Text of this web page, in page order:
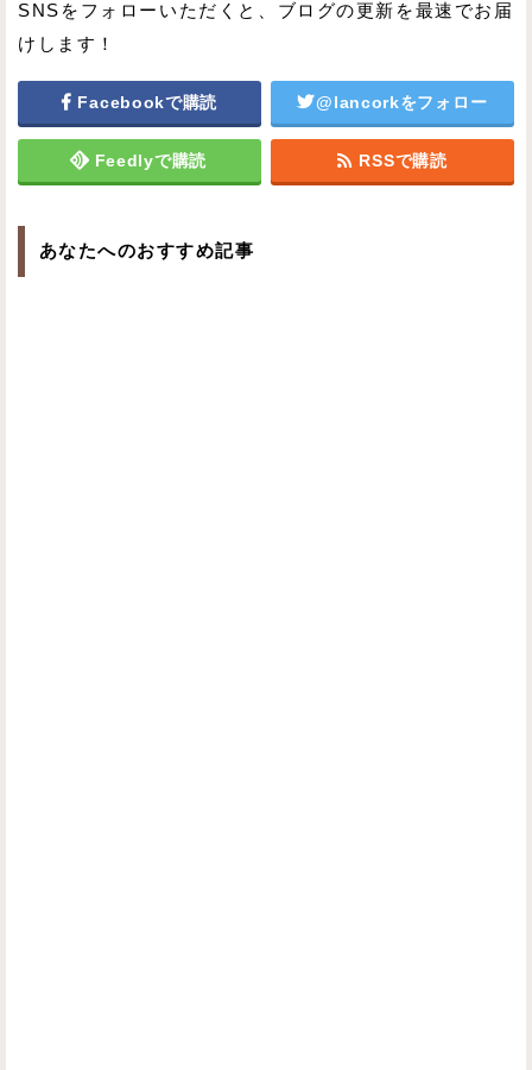
SNSをフォローいただくと、ブログの更新を最速でお届
けします！
Facebookで購読 @lancorkをフォロー
Feedlyで購読 RSSで購読
あなたへのおすすめ記事